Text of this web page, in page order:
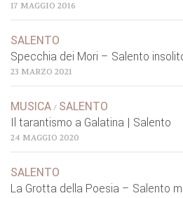
17 MAGGIO 2016
SALENTO
Specchia dei Mori – Salento
23 MARZO 2021
MUSICA / SALENTO
Il tarantismo a Galatina | Salento
24 MAGGIO 2020
SALENTO
La Grotta della Poesia – Salento